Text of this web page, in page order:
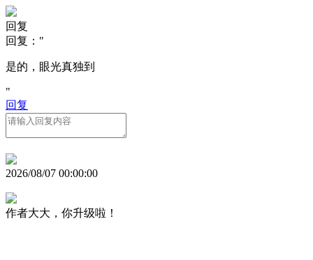
回复
回复："
是的，眼光真独到
"
回复
2026/08/07 00:00:00
作者大大，你升级啦！